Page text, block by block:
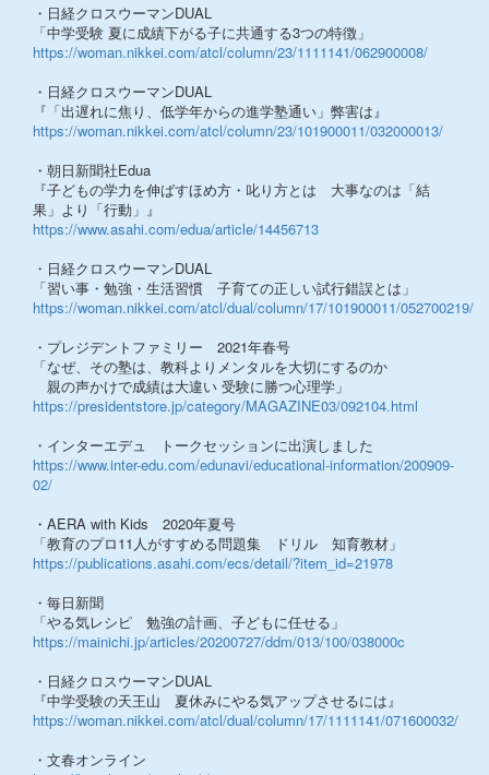
・日経クロスウーマンDUAL
「中学受験 夏に成績下がる子に共通する3つの特徴」
https://woman.nikkei.com/atcl/column/23/1111141/062900008/
・日経クロスウーマンDUAL
『「出遅れに焦り、低学年からの進学塾通い」弊害は』
https://woman.nikkei.com/atcl/column/23/101900011/032000013/
・朝日新聞社Edua
『子どもの学力を伸ばすほめ方・叱り方とは 大事なのは「結
果」より「行動」』
https://www.asahi.com/edua/article/14456713
・日経クロスウーマンDUAL
「習い事・勉強・生活習慣 子育ての正しい試行錯誤とは」
https://woman.nikkei.com/atcl/dual/column/17/101900011/052700219/
・プレジデントファミリー 2021年春号
「なぜ、その塾は、教科よりメンタルを大切にするのか
親の声かけで成績は大違い 受験に勝つ心理学」
https://presidentstore.jp/category/MAGAZINE03/092104.html
・インターエデュ トークセッションに出演しました
https://www.inter-edu.com/edunavi/educational-information/200909-
02/
・AERA with Kids 2020年夏号
「教育のプロ11人がすすめる問題集 ドリル 知育教材」
https://publications.asahi.com/ecs/detail/?item_id=21978
・毎日新聞
「やる気レシピ 勉強の計画、子どもに任せる」
https://mainichi.jp/articles/20200727/ddm/013/100/038000c
・日経クロスウーマンDUAL
『中学受験の天王山 夏休みにやる気アップさせるには』
https://woman.nikkei.com/atcl/dual/column/17/1111141/071600032/
・文春オンライン